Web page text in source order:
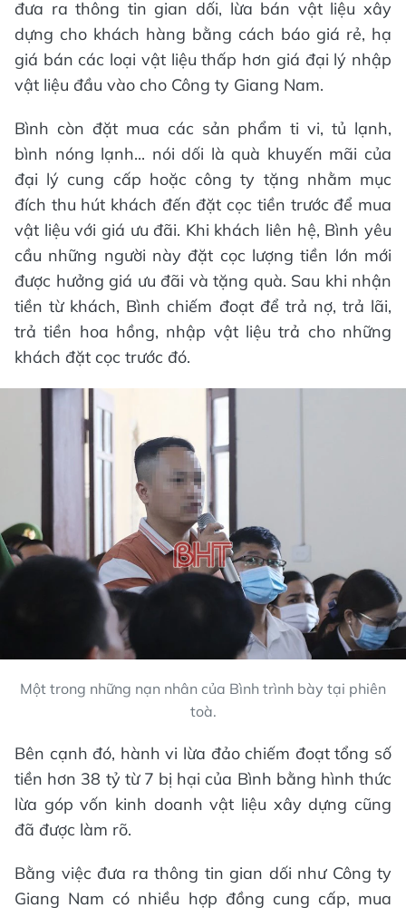
đưa ra thông tin gian dối, lừa bán vật liệu xây
dựng cho khách hàng bằng cách báo giá rẻ, hạ
giá bán các loại vật liệu thấp hơn giá đại lý nhập
vật liệu đầu vào cho Công ty Giang Nam.
Bình còn đặt mua các sản phẩm ti vi, tủ lạnh,
bình nóng lạnh... nói dối là quà khuyến mãi của
đại lý cung cấp hoặc công ty tặng nhằm mục
đích thu hút khách đến đặt cọc tiền trước để mua
vật liệu với giá ưu đãi. Khi khách liên hệ, Bình yêu
cầu những người này đặt cọc lượng tiền lớn mới
được hưởng giá ưu đãi và tặng quà. Sau khi nhận
tiền từ khách, Bình chiếm đoạt để trả nợ, trả lãi,
trả tiền hoa hồng, nhập vật liệu trả cho những
khách đặt cọc trước đó.
Một trong những nạn nhân của Bình trình bày tại phiên
toà.
Bên cạnh đó, hành vi lừa đảo chiếm đoạt tổng số
tiền hơn 38 tỷ từ 7 bị hại của Bình bằng hình thức
lừa góp vốn kinh doanh vật liệu xây dựng cũng
đã được làm rõ.
Bằng việc đưa ra thông tin gian dối như Công ty
Giang Nam có nhiều hợp đồng cung cấp, mua